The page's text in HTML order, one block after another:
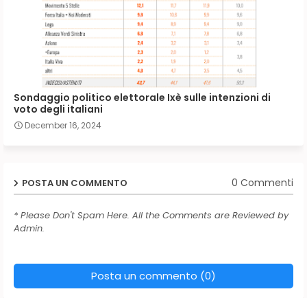
Sondaggio politico elettorale Ixè sulle intenzioni di
voto degli italiani
December 16, 2024
POSTA UN COMMENTO 0 Commenti
* Please Don't Spam Here. All the Comments are Reviewed by
Admin.
Posta un commento (0)